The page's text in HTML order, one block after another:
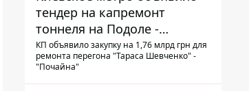
тендер на капремонт
тоннеля на Подоле -
продлится почти два года
КП объявило закупку на 1,76 млрд грн для
ремонта перегона "Тараса Шевченко" -
"Почайна"